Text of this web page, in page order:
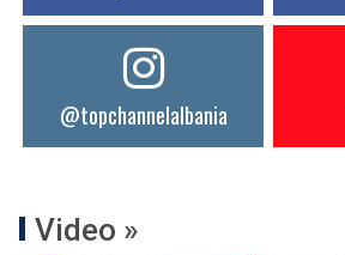
@topchannelalbania
Video »